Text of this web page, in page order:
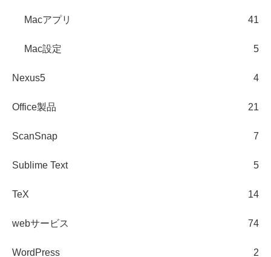
Macアプリ 41
Mac設定 5
Nexus5 4
Office製品 21
ScanSnap 7
Sublime Text 5
TeX 14
webサービス 74
WordPress 2